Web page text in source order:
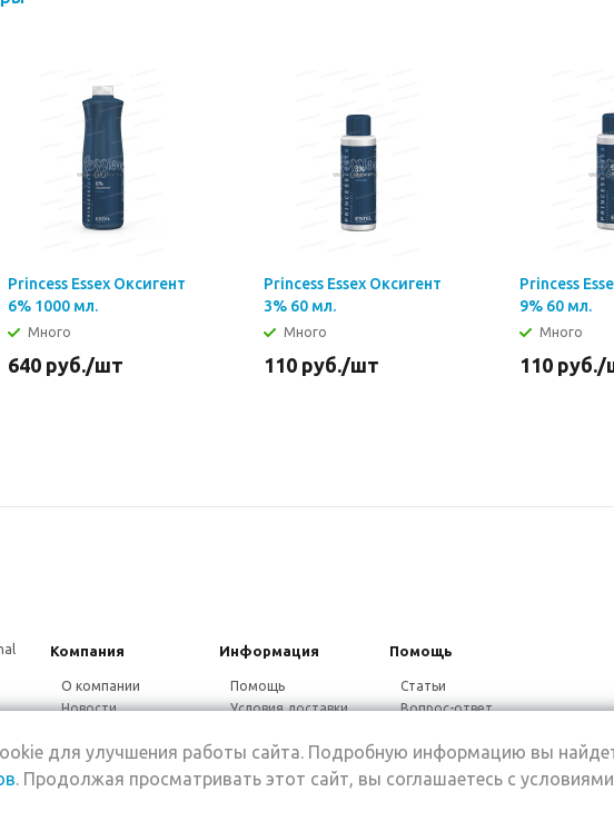
Princess Essex Оксигент
6% 1000 мл.
Много
640 руб./шт
Princess Essex Оксигент
3% 60 мл.
Много
110 руб./шт
Princess
9% 60 мл.
Много
110 руб./
Компания Информация Помощь
О компании
Новости
Магазины
Помощь
Условия доставки
Дисконтная
программа
Статьи
Вопрос-ответ
для улучшения работы сайта. Подробную информацию вы
. Продолжая просматривать этот сайт, вы соглашаетесь с